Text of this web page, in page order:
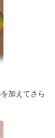
加えてさら